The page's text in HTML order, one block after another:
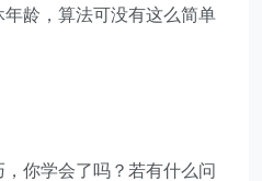
龄，算法可没有这么简单
你学会了吗？若有什么问